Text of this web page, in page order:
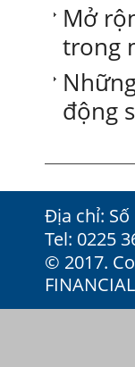
Mở
trong
động
Địa chỉ: Số
Tel: 0225
© 2017.